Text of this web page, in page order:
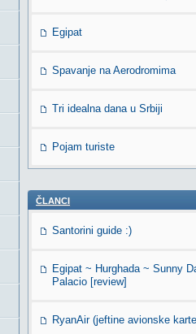
Egipat
Spavanje na Aerodromima
Tri idealna dana u Srbiji
Pojam turiste
ČLANCI
Santorini guide :)
Egipat ~ Hurghada ~ Sunny
Palacio [review]
RyanAir (jeftine avionske